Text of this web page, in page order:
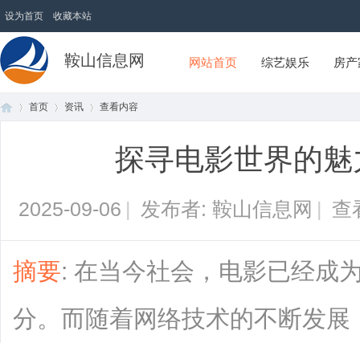
设为首页 收藏本站
鞍山信息网 网站首页 综艺娱乐 房
首页 资讯 查看内容
探寻电影世界的
2025-09-06 | 发布者: 鞍山信息网 | 查
摘要: 在当今社会，电影已经成
分。而随着网络技术的不断发